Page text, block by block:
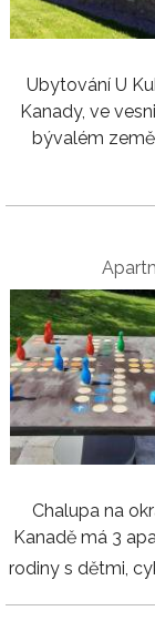
Ubytování U
Kanady, ve
bývalém
Chalupa na
Kanadě má 3
rodiny s dětmi,